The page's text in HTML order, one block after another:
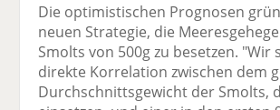
Die optimistischen Prognosen
neuen Strategie, die
Smolts von 500g zu besetzen. "Wir
direkte Korrelation zwischen dem
Durchschnittsgewicht der Smolts,